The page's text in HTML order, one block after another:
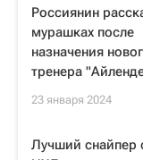
Россиянин
мурашках после
назначения
тренера
23 января 2024
Лучший снайпер